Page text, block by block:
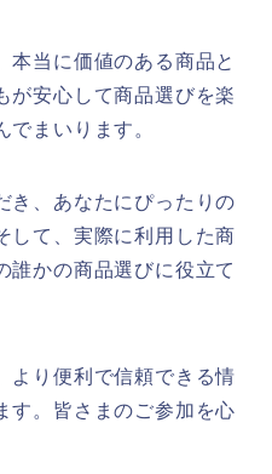
本当に価値のある商品と
が安心して商品選びを楽
でまいります。
き、あなたにぴったりの
して、実際に利用した商
誰かの商品選びに役立て
より便利で信頼できる情
す。皆さまのご参加を心